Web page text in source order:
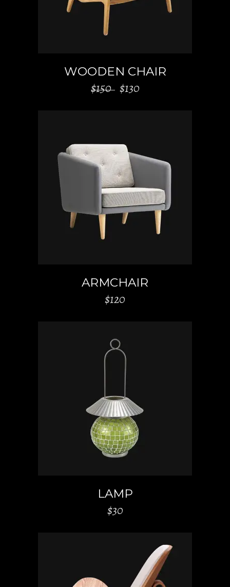
WOODEN CHAIR
$150 $130
AJOUTER AU PANIER
ARMCHAIR
$120
AJOUTER AU PANIER
LAMP
$30